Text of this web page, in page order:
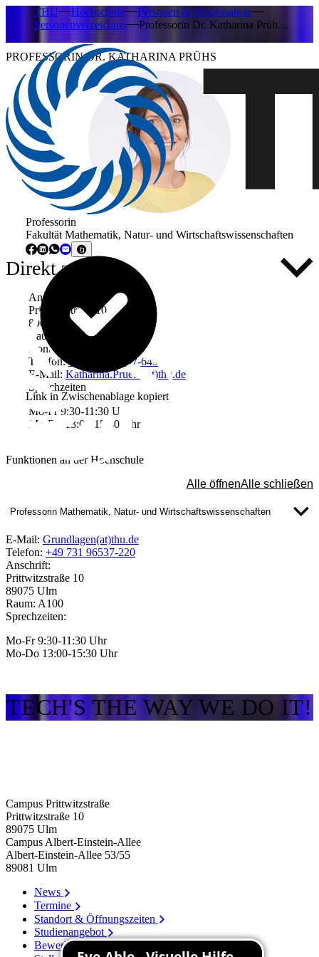
THU Hochschule
Personen & Organisation
Personenverzeichnis
Professorin Dr. Katharina Prüh…
PROFESSORIN DR. KATHARINA PRÜHS
Professorin
Fakultät Mathematik, Natur- und Wirtschaftswissenschaften
Link in Zwischenablage kopiert
Direkt zu ...
Anschrift
Prittwitzstraße 10
89075 Ulm
Raum: C030
Kontakt
Telefon:+49 731 96537-649
E-Mail: Katharina.Pruehs(at)thu.de
Sprechzeiten
Mo-Fr 9:30-11:30 Uhr
Mo-Do 13:00-15:30 Uhr
Funktionen an der Hochschule
Alle öffnenAlle schließen
Professorin Mathematik, Natur- und Wirtschaftswissenschaften
E-Mail: Grundlagen(at)thu.de
Telefon: +49 731 96537-220
Anschrift:
Prittwitzstraße 10
89075 Ulm
Raum: A100
Sprechzeiten:
Mo-Fr 9:30-11:30 Uhr
Mo-Do 13:00-15:30 Uhr
TECH'S THE WAY WE DO IT!
Campus Prittwitzstraße
Prittwitzstraße 10
89075 Ulm
Campus Albert-Einstein-Allee
Albert-Einstein-Allee 53/​55
89081 Ulm
News
Termine
Standort & Öffnungszeiten
Studienangebot
Bewerbung